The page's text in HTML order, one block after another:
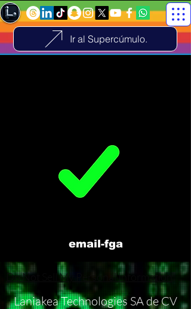
Ir al Supercúmulo.
email-fga
Do Not Sell My Personal Information
Laniakea Technologies SA de CV